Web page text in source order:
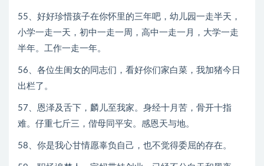
55、好好珍惜孩子在你怀里的三年吧，幼儿园一走半天，
小学一走一天，初中一走一周，高中一走一月，大学一走
半年。工作一走一年。
56、各位生闺女的同志们，看好你们家白菜，我加猪今日
出栏了。
57、恩泽及舌下，麟儿至我家。身经十月苦，骨开十指
难。仔重七斤三，偕母同平安。感恩天与地。
58、你是我心甘情愿辜负自己，也不觉得委屈的存在。